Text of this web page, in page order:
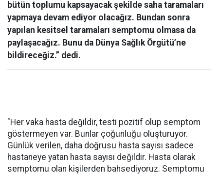
bütün toplumu kapsayacak şekilde saha taramaları
yapmaya devam ediyor olacağız. Bundan sonra
yapılan kesitsel taramaları semptomu olmasa da
paylaşacağız. Bunu da Dünya Sağlık Örgütü’ne
bildireceğiz.” dedi.
"Her vaka hasta değildir, testi pozitif olup semptom
göstermeyen var. Bunlar çoğunluğu oluşturuyor.
Günlük verilen, daha doğrusu hasta sayısı sadece
hastaneye yatan hasta sayısı değildir. Hasta olarak
semptomu olan kişilerden bahsediyoruz. Semptomu